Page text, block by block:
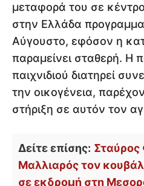
μεταφορά του σε
στην Ελλάδα
Αύγουστο, εφόσον η
παραμείνει σταθερή. Η
παιχνιδιού διατηρεί
την οικογένεια,
στήριξη σε αυτόν τον
Δείτε επίσης:
Μαλλιαρός τον
σε εκδρομή στη